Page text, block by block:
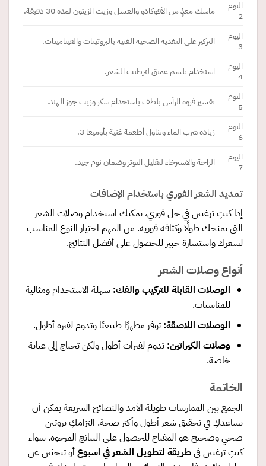
اليوم
2
ماسك مغذٍ من الأفوكادو والعسل وزيت الزيتون لمدة 30 دقيقة.
اليوم
3
التركيز على التغذية الصحية الغنية بالبروتينات والفيتامينات.
اليوم
4
استخدام بلسم عميق لترطيب الشعر.
اليوم
5
تقشير فروة الرأس بلطف باستخدام سكر وزيت جوز الهند.
اليوم
6
زيادة شرب الماء وتناول أطعمة غنية بأوميغا 3.
اليوم
7
الراحة والاسترخاء لتقليل التوتر وضمان نوم جيد.
تمديد الشعر الفوري باستخدام الإضافات
إذا كنتِ ترغبين في حل فوري، يمكنك استخدام وصلات الشعر
التي تمنحك طولًا وكثافة فورية. من المهم اختيار النوع المناسب
لشعرك واستشارة خبير للحصول على أفضل النتائج.
أنواع وصلات الشعر
الوصلات القابلة للتركيب والفك: سهلة الاستخدام ومثالية
للمناسبات.
الوصلات اللاصقة: توفر مظهرًا طبيعيًا وتدوم لفترة أطول.
وصلات الكيراتين: تدوم لفترات أطول ولكن تحتاج إلى عناية
خاصة.
الخاتمة
الجمع بين الممارسات طويلة الأمد والنصائح السريعة يمكن أن
يساعدكِ في تحقيق شعر أطول وأكثر صحة. التزامكِ بروتين
صحي وصحيح هو المفتاح للحصول على النتائج المرجوة. سواء
كنتِ ترغبين فيطريقة لتطويل الشعر في اسبوعأو تبحثين عن